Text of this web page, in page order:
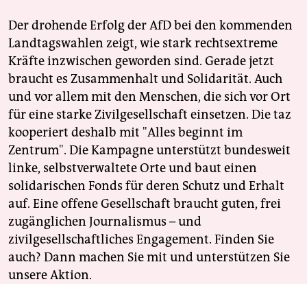
Der drohende Erfolg der AfD bei den kommenden
Landtagswahlen zeigt, wie stark rechtsextreme
Kräfte inzwischen geworden sind. Gerade jetzt
braucht es Zusammenhalt und Solidarität. Auch
und vor allem mit den Menschen, die sich vor Ort
für eine starke Zivilgesellschaft einsetzen. Die taz
kooperiert deshalb mit "Alles beginnt im
Zentrum". Die Kampagne unterstützt bundesweit
linke, selbstverwaltete Orte und baut einen
solidarischen Fonds für deren Schutz und Erhalt
auf. Eine offene Gesellschaft braucht guten, frei
zugänglichen Journalismus – und
zivilgesellschaftliches Engagement. Finden Sie
auch? Dann machen Sie mit und unterstützen Sie
unsere Aktion.